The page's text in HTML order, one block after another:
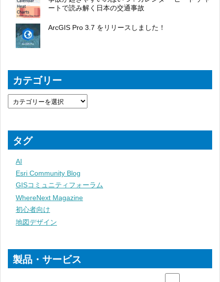
ートで読み解く日本の交通事故
ArcGIS Pro 3.7 をリリースしました！
カテゴリー
タグ
AI
Esri Community Blog
GISコミュニティフォーラム
WhereNext Magazine
初心者向け
地図デザイン
製品・サービス